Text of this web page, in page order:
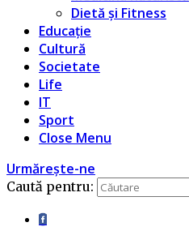
Dietă și Fitness
Educație
Cultură
Societate
Life
IT
Sport
Close Menu
Urmărește-ne
Caută pentru: